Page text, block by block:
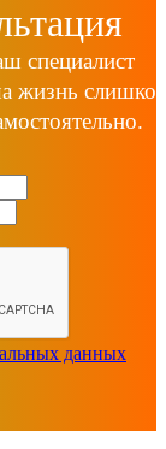
специалист
жизнь
данных